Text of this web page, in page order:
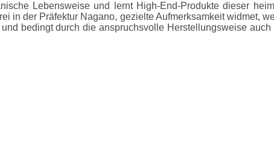
Lebensweise und lernt High-End-Produkte dieser
in der Präfektur Nagano, gezielte Aufmerksamkeit widmet,
bedingt durch die anspruchsvolle Herstellungsweise